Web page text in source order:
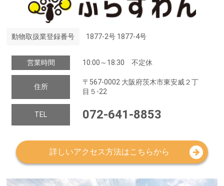
動物取扱業登録番号 1877-2号 1877-4号
営業時間 10:00～18:30 不定休
住所
〒567-0002 大阪府茨木市東安威２丁
目５-22
TEL 072-641-8853
詳しいアクセス方法はこちらから